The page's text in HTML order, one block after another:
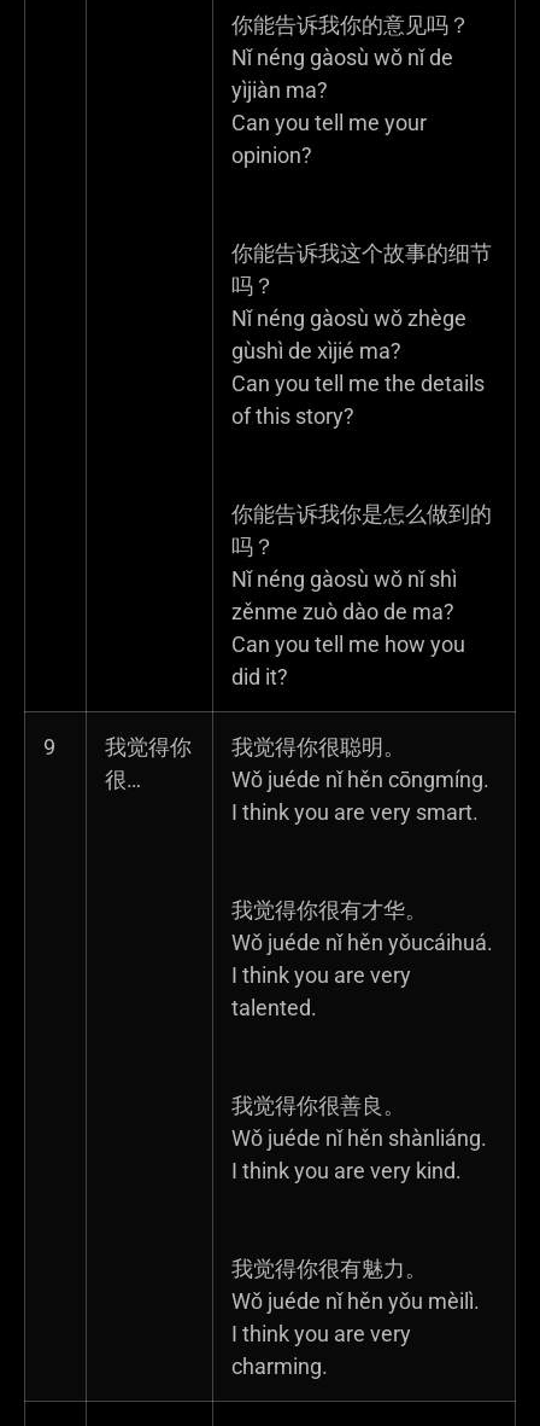
你能告诉我你的意见吗？
Nǐ néng gàosù wǒ nǐ de
yìjiàn ma?
Can you tell me your
opinion?
你能告诉我这个故事的细节
吗？
Nǐ néng gàosù wǒ zhège
gùshì de xìjié ma?
Can you tell me the details
of this story?
你能告诉我你是怎么做到的
吗？
Nǐ néng gàosù wǒ nǐ shì
zěnme zuò dào de ma?
Can you tell me how you
did it?
9
我觉得你
很…
我觉得你很聪明。
Wǒ juéde nǐ hěn cōngmíng.
I think you are very smart.
我觉得你很有才华。
Wǒ juéde nǐ hěn yǒucáihuá.
I think you are very
talented.
我觉得你很善良。
Wǒ juéde nǐ hěn shànliáng.
I think you are very kind.
我觉得你很有魅力。
Wǒ juéde nǐ hěn yǒu mèilì.
I think you are very
charming.